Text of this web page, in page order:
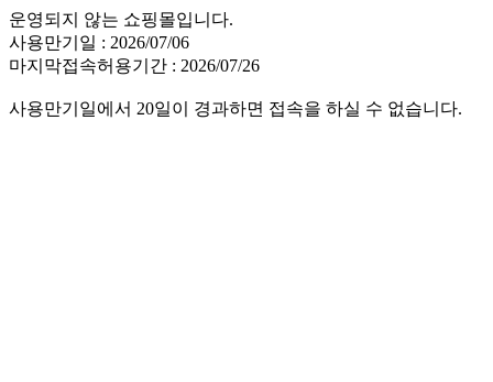
운영되지 않는 쇼핑몰입니다.
사용만기일 : 2026/07/06
마지막접속허용기간 : 2026/07/26
사용만기일에서 20일이 경과하면 접속을 하실 수 없습니다.